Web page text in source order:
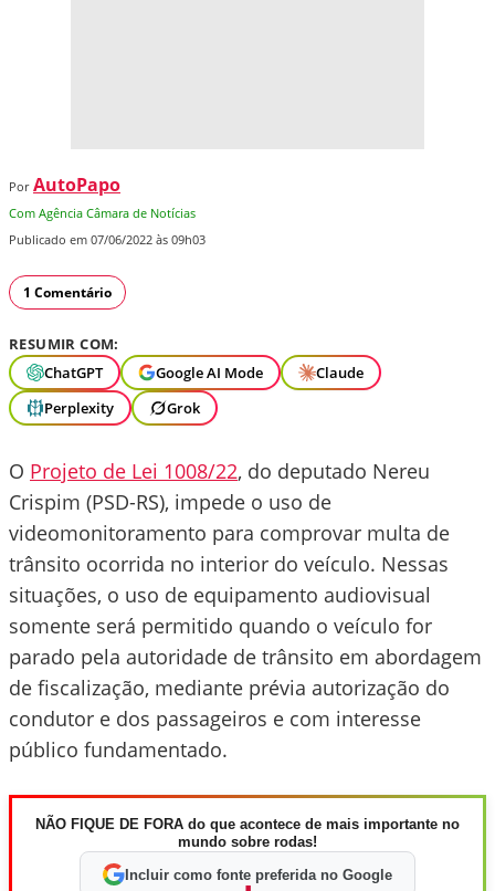
Por AutoPapo
Com Agência Câmara de Notícias
Publicado em 07/06/2022 às 09h03
1 Comentário
RESUMIR COM:
ChatGPT
Google AI Mode
Claude
Perplexity
Grok
O Projeto de Lei 1008/22, do deputado Nereu
Crispim (PSD-RS), impede o uso de
videomonitoramento para comprovar multa de
trânsito ocorrida no interior do veículo. Nessas
situações, o uso de equipamento audiovisual
somente será permitido quando o veículo for
parado pela autoridade de trânsito em abordagem
de fiscalização, mediante prévia autorização do
condutor e dos passageiros e com interesse
público fundamentado.
NÃO FIQUE DE FORA do que acontece de mais importante no
mundo sobre rodas!
Incluir como fonte preferida no Google